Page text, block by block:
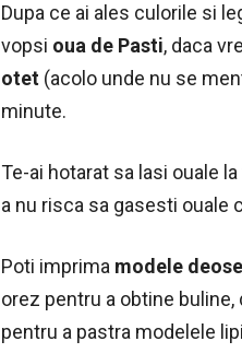
Dupa ce ai ales culorile si
vopsi oua de Pasti, daca
otet (acolo unde nu se
minute.
Te-ai hotarat sa lasi ouale
a nu risca sa gasesti ouale
Poti imprima modele
orez pentru a obtine
pentru a pastra modelele